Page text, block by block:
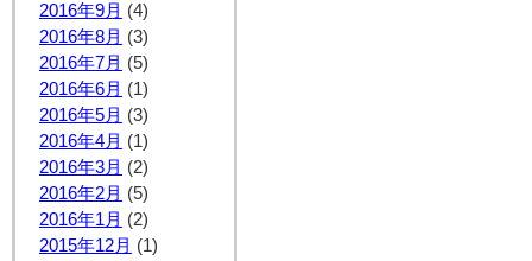
2016年9月 (4)
2016年8月 (3)
2016年7月 (5)
2016年6月 (1)
2016年5月 (3)
2016年4月 (1)
2016年3月 (2)
2016年2月 (5)
2016年1月 (2)
2015年12月 (1)